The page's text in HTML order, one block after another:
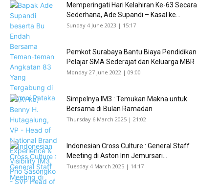
Memperingati Hari Kelahiran Ke-63 Secara
Sederhana, Ade Supandi – Kasal ke...
Sunday 4 June 2023 | 15:17
Pemkot Surabaya Bantu Biaya Pendidikan
Pelajar SMA Sederajat dari Keluarga MBR
Monday 27 June 2022 | 09:00
Simpelnya IM3 : Temukan Makna untuk
Bersama di Bulan Ramadan
Thursday 6 March 2025 | 21:02
Indonesian Cross Culture : General Staff
Meeting di Aston Inn Jemursari...
Tuesday 4 March 2025 | 14:17